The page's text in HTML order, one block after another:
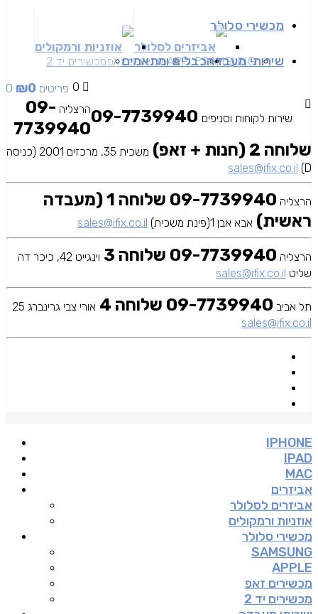
אביזרים לסלולר אוזניות ורמקולים
מכשירי סלולר
SAMSUNG
APPLEמכשירים זאפמכשירים יד 2 שירותי מעבדהכבלים ומתאמים
0 0 פריטים ₪0
שירות לקוחות וסניפים
הרצליה 09-
7739940
שלוחה 2 (חנות + זאפ)
משכית 35, מרכזים 2001 (כניסה
D)
sales@ifix.co.il
הרצליה
09-7739940 שלוחה 1 (מעבדה
ראשית) אבא אבן 1(פינת משכית) sales@ifix.co.il
הרצליה 09-7739940 שלוחה 3
וינגייט 42, כיכר דה
שליט sales@ifix.co.il
תל אביב 09-7739940 שלוחה 4
אורי צבי גרינברג 25
sales@ifix.co.il
IPHONE
IPAD
MAC
אביזרים
אביזרים לסלולר
אוזניות ורמקולים
מכשירי סלולר
SAMSUNG
APPLE
מכשירים זאפ
מכשירים יד 2